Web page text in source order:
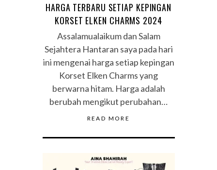
HARGA TERBARU SETIAP KEPINGAN
KORSET ELKEN CHARMS 2024
Assalamualaikum dan Salam
Sejahtera Hantaran saya pada hari
ini mengenai harga setiap kepingan
Korset Elken Charms yang
berwarna hitam. Harga adalah
berubah mengikut perubahan…
READ MORE